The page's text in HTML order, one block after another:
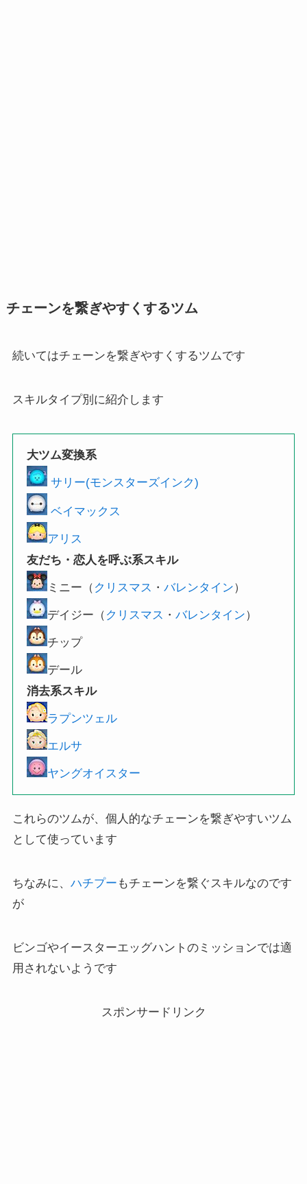
チェーンを繋ぎやすくするツム
続いてはチェーンを繋ぎやすくするツムです
スキルタイプ別に紹介します
大ツム変換系
サリー(モンスターズインク)
ベイマックス
アリス
友だち・恋人を呼ぶ系スキル
ミニー（ クリスマス ・ バレンタイン）
デイジー（ クリスマス ・ バレンタイン）
チップ
デール
消去系スキル
ラプンツェル
エルサ
ヤングオイスター
これらのツムが、個人的なチェーンを繋ぎやすいツム
として使っています
ちなみに、 ハチプー もチェーンを繋ぐスキルなのです
が
ビンゴやイースターエッグハントのミッションでは適
用されないようです
スポンサードリンク